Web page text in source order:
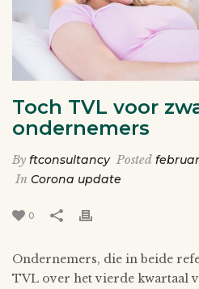
Toch TVL voor
ondernemers
By ftconsultancy Posted
In Corona update
0
Ondernemers, die in beide
TVL over het vierde kwartaal